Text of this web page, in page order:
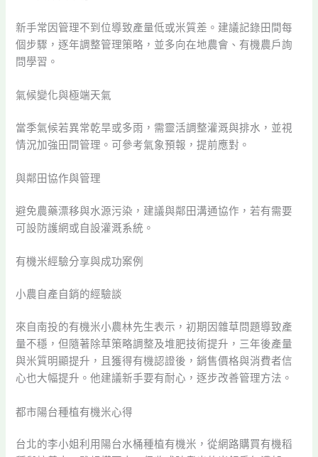
新手常因管理不到位導致產量低或米質差。建議記錄田間每
個步驟，逐年調整管理策略，並多向在地農會、有機農戶詢
問學習。
氣候變化與極端天氣
當季氣候若異常乾旱或多雨，需靈活調整灌溉與排水，並視
情況加強田間管理。可參考氣象預報，提前應對。
與鄰田協作與管理
避免農藥漂移與水源污染，建議與鄰田溝通協作，若有需要
可設防護網或自設灌溉系統。
有機米經驗分享與成功案例
小農自產自銷的經驗談
來自南投的有機米小農林先生表示，初期因雜草問題導致產
量不穩，但隨著除草策略調整及堆肥技術提升，三年後產量
與米質明顯提升，且獲得有機認證後，銷售價格與消費者信
心也大幅提升。他建議新手要有耐心，逐步改善管理方法。
都市陽台種植有機米心得
台北的李小姐利用陽台水桶種植有機米，從網路購買有機稻